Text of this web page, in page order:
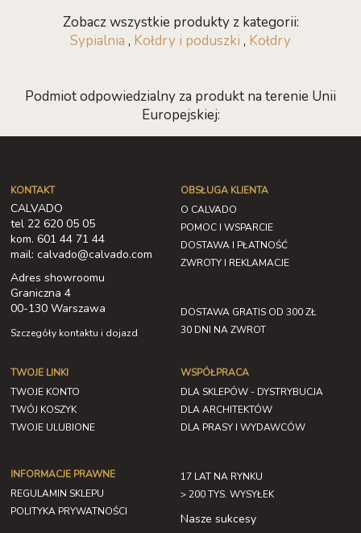
Zobacz wszystkie produkty z kategorii:
Sypialnia , Kołdry i poduszki , Kołdry
Podmiot odpowiedzialny za produkt na terenie Unii
Europejskiej:
KONTAKT
CALVADO
tel 22 620 05 05
kom. 601 44 71 44
mail: calvado@calvado.com
Adres showroomu
Graniczna 4
00-130 Warszawa
Szczegóły kontaktu i dojazd
OBSŁUGA KLIENTA
O CALVADO
POMOC I WSPARCIE
DOSTAWA I PŁATNOŚĆ
ZWROTY I REKLAMACJE
DOSTAWA GRATIS OD 300 ZŁ
30 DNI NA ZWROT
TWOJE LINKI
TWOJE KONTO
TWÓJ KOSZYK
TWOJE ULUBIONE
INFORMACJE PRAWNE
REGULAMIN SKLEPU
POLITYKA PRYWATNOŚCI
WSPÓŁPRACA
DLA SKLEPÓW - DYSTRYBUCJA
DLA ARCHITEKTÓW
DLA PRASY I WYDAWCÓW
17 LAT NA RYNKU
> 200 TYS. WYSYŁEK
Nasze sukcesy